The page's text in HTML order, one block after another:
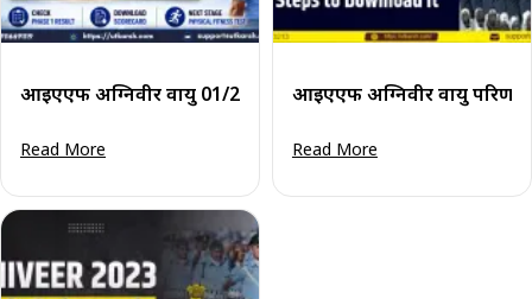
आईएएफ अग्निवीर वायु 01/2027 परिणाम जारी: फेज 1 परिणाम
Read More
आईएएफ अग्निवीर वायु
Read More